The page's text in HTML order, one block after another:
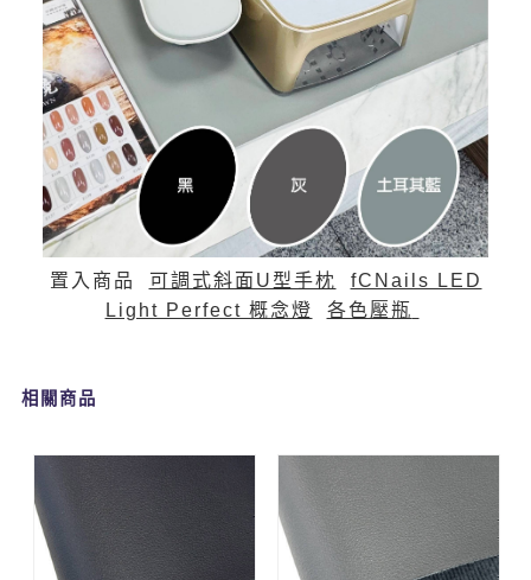
置入商品 可調式斜面U型手枕
fCNails LED
Light Perfect 概念燈
各色壓瓶
相關商品